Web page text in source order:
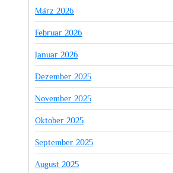
März 2026
Februar 2026
Januar 2026
Dezember 2025
November 2025
Oktober 2025
September 2025
August 2025